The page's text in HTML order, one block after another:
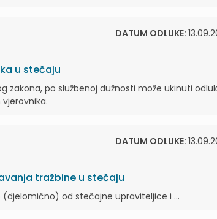
DATUM ODLUKE:
u stečaju
zakona, po službenoj dužnosti može ukinuti
DATUM ODLUKE:
tražbine u stečaju
(djelomično) od stečajne upraviteljice i ...